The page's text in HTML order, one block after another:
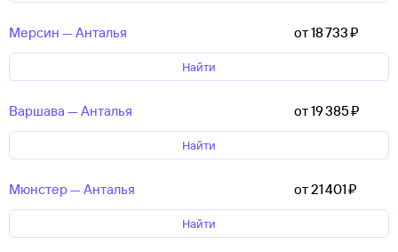
Мерсин — Анталья от 18 ⁠733 ⁠₽
Найти
Варшава — Анталья от 19 ⁠385 ⁠₽
Найти
Мюнстер — Анталья от 21 ⁠401 ⁠₽
Найти